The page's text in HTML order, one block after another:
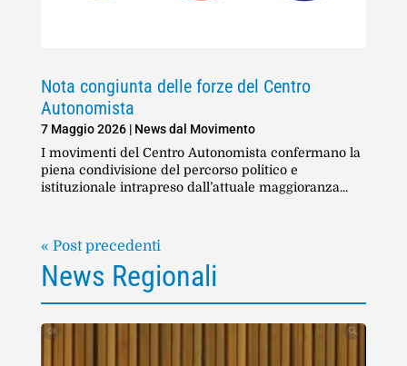
Nota congiunta delle forze del Centro
Autonomista
7 Maggio 2026| News dal Movimento
I movimenti del Centro Autonomista confermano la
piena condivisione del percorso politico e
istituzionale intrapreso dall’attuale maggioranza...
« Post precedenti
News Regionali